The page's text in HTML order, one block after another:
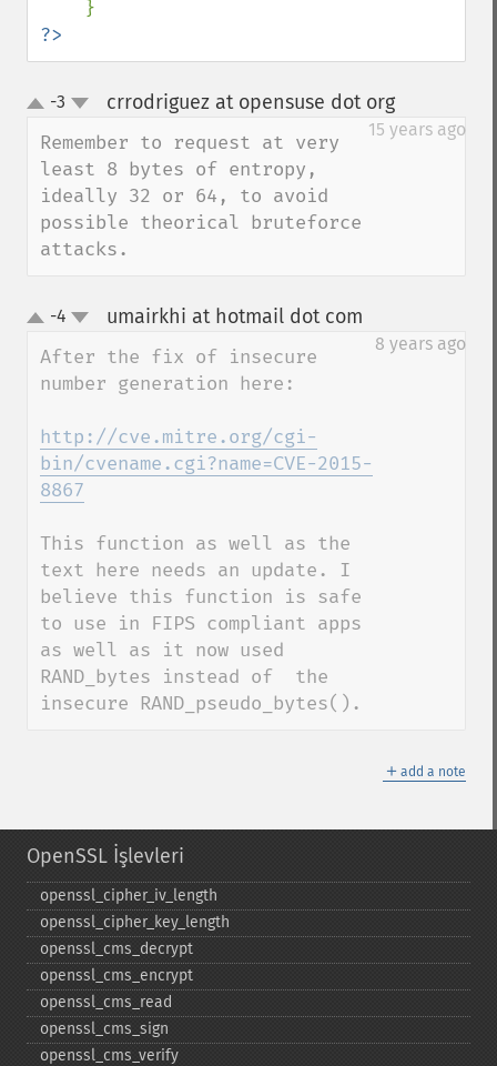
?>
up-3 crrodriguez at opensuse dot org¶
15 years ago
Remember to request at very
least 8 bytes of entropy,
ideally 32 or 64, to avoid
possible theorical bruteforce
attacks.
up-4 umairkhi at hotmail dot com
8 years ago
After the fix of insecure
number generation here:
http://cve.mitre.org/cgi-
bin/cvename.cgi?name=CVE-2015-
8867
This function as well as the
text here needs an update. I
believe this function is safe
to use in FIPS compliant apps
as well as it now used
RAND_bytes instead of  the
insecure RAND_pseudo_bytes().
＋ add a note
OpenSSL İşlevleri
openssl_​cipher_​iv_​length
openssl_​cipher_​key_​length
openssl_​cms_​decrypt
openssl_​cms_​encrypt
openssl_​cms_​read
openssl_​cms_​sign
openssl_​cms_​verify